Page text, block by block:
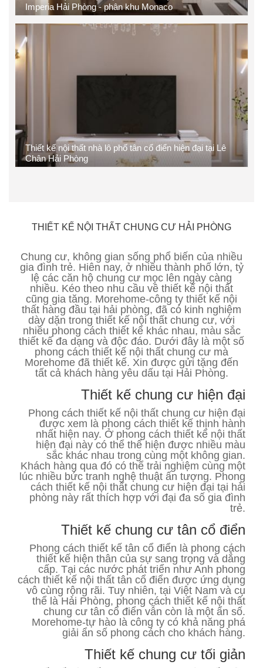
Imperia Hải Phòng - phân khu Monaco
Thiết kế nội thất nhà lô phố tân cổ điển hiện đại tại Lê
Chân Hải Phòng
THIẾT KẾ NỘI THẤT CHUNG CƯ HẢI PHÒNG
Chung cư, không gian sống phổ biến của nhiều
gia đình trẻ. Hiên nay, ở nhiều thành phố lớn, tỷ
lệ các căn hộ chung cư mọc lên ngày càng
nhiều. Kéo theo nhu cầu về thiết kế nội thất
cũng gia tăng. Morehome-công ty thiết kế nội
thất hàng đầu tại hải phòng, đã có kinh nghiệm
dày dặn trong thiết kế nội thất chung cư, với
nhiều phong cách thiết kế khác nhau, màu sắc
thiết kế đa dạng và độc đáo. Dưới đây là một số
phong cách thiết kế nội thất chung cư mà
Morehome đã thiết kế. Xin được gửi tặng đến
tất cả khách hàng yêu dấu tại Hải Phòng.
Thiết kế chung cư hiện đại
Phong cách thiết kế nội thất chung cư hiện đại
được xem là phong cách thiết kế thịnh hành
nhất hiện nay. Ở phong cách thiết kế nội thất
hiện đại này có thể thể hiện được nhiều màu
sắc khác nhau trong cùng một không gian.
Khách hàng qua đó có thể trải nghiệm cùng một
lúc nhiều bức tranh nghệ thuật ấn tượng. Phong
cách thiết kế nội thất chung cư hiện đại tại hải
phòng này rất thích hợp với đại đa số gia đình
trẻ.
Thiết kế chung cư tân cổ điển
Phong cách thiết kế tân cổ điển là phong cách
thiết kế hiện thân của sự sang trọng và dẳng
cấp. Tại các nước phát triển như Anh phong
cách thiết kế nội thất tân cổ điển được ứng dụng
vô cùng rộng rãi. Tuy nhiên, tại Việt Nam và cụ
thể là Hải Phòng, phong cách thiết kế nội thất
chung cư tân cổ điển vẫn còn là một ẩn số.
Morehome-tự hào là công ty có khả năng phá
giải ẩn số phong cách cho khách hàng.
Thiết kế chung cư tối giản